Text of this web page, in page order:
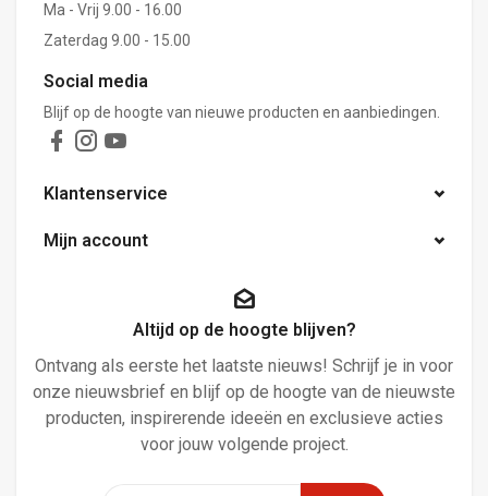
Ma - Vrij 9.00 - 16.00
Zaterdag 9.00 - 15.00
Social media
Blijf op de hoogte van nieuwe producten en aanbiedingen.
Klantenservice
Mijn account
Altijd op de hoogte blijven?
Ontvang als eerste het laatste nieuws! Schrijf je in voor
onze nieuwsbrief en blijf op de hoogte van de nieuwste
producten, inspirerende ideeën en exclusieve acties
voor jouw volgende project.